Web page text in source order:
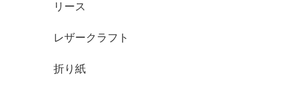
リース
レザークラフト
折り紙